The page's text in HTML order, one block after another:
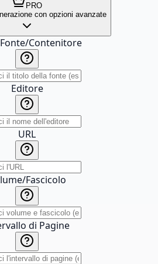
PRO
con opzioni avanzate
Contenitore
Editore
URL
Fascicolo
di Pagine